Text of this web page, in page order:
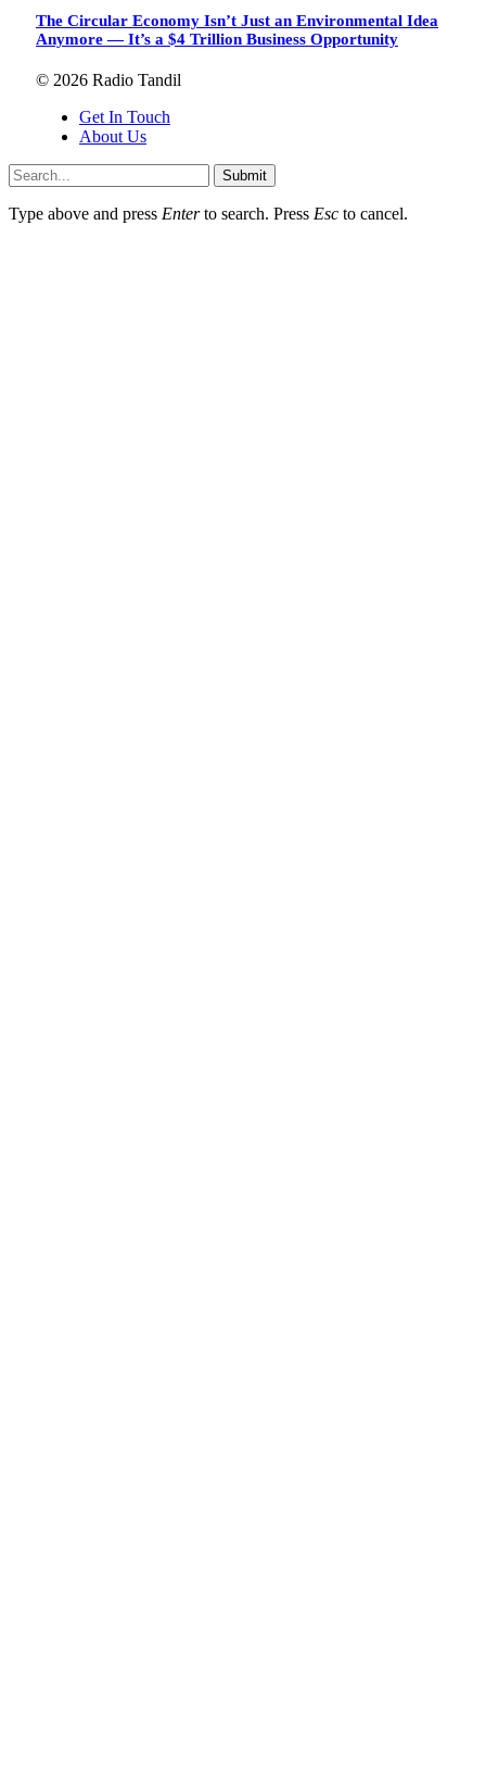
The Circular Economy Isn’t Just an Environmental Idea
Anymore — It’s a $4 Trillion Business Opportunity
© 2026 Radio Tandil
Get In Touch
About Us
Submit
Type above and press Enterto search. Press Esc to cancel.